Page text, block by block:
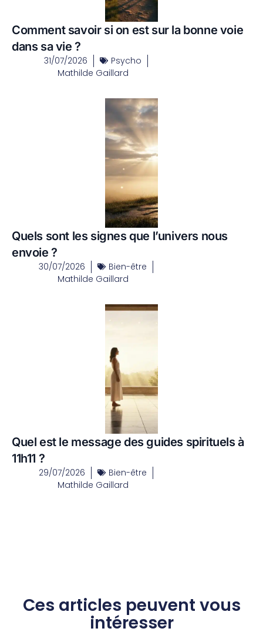
Comment savoir si on est sur la bonne voie
dans sa vie ?
31/07/2026
Psycho
Mathilde Gaillard
Quels sont les signes que l’univers nous
envoie ?
30/07/2026
Bien-être
Mathilde Gaillard
Quel est le message des guides spirituels à
11h11 ?
29/07/2026
Bien-être
Mathilde Gaillard
Ces articles peuvent vous
intéresser